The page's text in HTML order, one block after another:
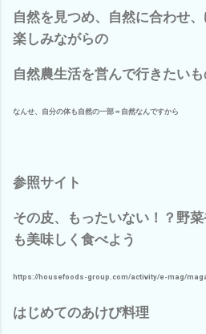
自然を見つめ、自然に合わせ
楽しみながらの
自然農生活を営んで行きたいも
なんせ、自分の体も自然の一部＝自然なんですから
参照サイト
その皮、もったいない！？野
も美味しく食べよう
https://housefoods-group.com/activity/e-mag/
はじめてのあけび料理